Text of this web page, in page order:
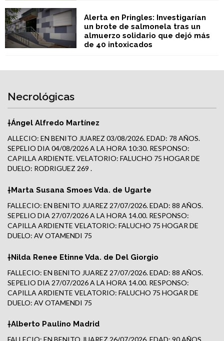
Alerta en Pringles: Investigarían
un brote de salmonela tras un
almuerzo solidario que dejó más
de 40 intoxicados
Necrológicas
†Ángel Alfredo Martínez
ALLECIO: EN BENITO JUAREZ 03/08/2026. EDAD: 78 AÑOS.
SEPELIO DIA 04/08/2026 A LA HORA 10:30. RESPONSO:
CAPILLA ARDIENTE. VELATORIO: FALUCHO 75 HOGAR DE
DUELO: RODRIGUEZ 269 .
†Marta Susana Smoes Vda. de Ugarte
FALLECIO: EN BENITO JUAREZ 27/07/2026. EDAD: 88 AÑOS.
SEPELIO DIA 27/07/2026 A LA HORA 14.00. RESPONSO:
CAPILLA ARDIENTE VELATORIO: FALUCHO 75 HOGAR DE
DUELO: AV OTAMENDI 75
†Nilda Renee Etinne Vda. de Del Giorgio
FALLECIO: EN BENITO JUAREZ 27/07/2026. EDAD: 88 AÑOS.
SEPELIO DIA 27/07/2026 A LA HORA 14.00. RESPONSO:
CAPILLA ARDIENTE VELATORIO: FALUCHO 75 HOGAR DE
DUELO: AV OTAMENDI 75
†Alberto Paulino Madrid